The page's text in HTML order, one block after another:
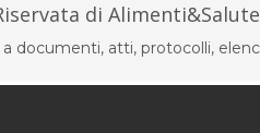
di Alimenti&Salute
documenti, atti, protocolli,